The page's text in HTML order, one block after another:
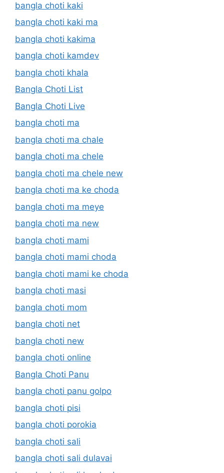
bangla choti kaki
bangla choti kaki ma
bangla choti kakima
bangla choti kamdev
bangla choti khala
Bangla Choti List
Bangla Choti Live
bangla choti ma
bangla choti ma chale
bangla choti ma chele
bangla choti ma chele new
bangla choti ma ke choda
bangla choti ma meye
bangla choti ma new
bangla choti mami
bangla choti mami choda
bangla choti mami ke choda
bangla choti masi
bangla choti mom
bangla choti net
bangla choti new
bangla choti online
Bangla Choti Panu
bangla choti panu golpo
bangla choti pisi
bangla choti porokia
bangla choti sali
bangla choti sali dulavai